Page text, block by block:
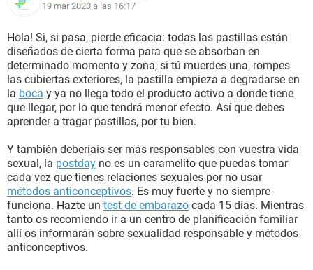
19 mar 2020 a las 16:17
Hola! Si, si pasa, pierde eficacia: todas las pastillas están
diseñados de cierta forma para que se absorban en
determinado momento y zona, si tú muerdes una, rompes
las cubiertas exteriores, la pastilla empieza a degradarse en
la boca y ya no llega todo el producto activo a donde tiene
que llegar, por lo que tendrá menor efecto. Así que debes
aprender a tragar pastillas, por tu bien.
Y también deberíais ser más responsables con vuestra vida
sexual, la postday no es un caramelito que puedas tomar
cada vez que tienes relaciones sexuales por no usar
métodos anticonceptivos. Es muy fuerte y no siempre
funciona. Hazte un test de embarazo cada 15 días. Mientras
tanto os recomiendo ir a un centro de planificación familiar
allí os informarán sobre sexualidad responsable y métodos
anticonceptivos.